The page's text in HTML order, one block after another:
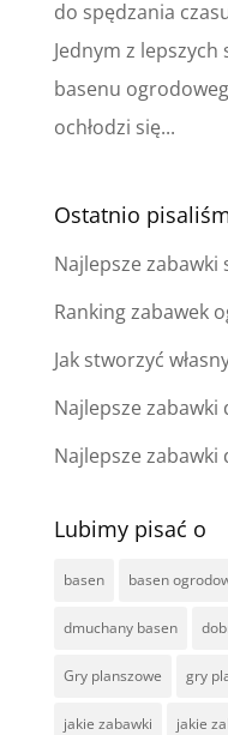
do spędzania
Jednym z
basenu
ochłodzi się...
Ostatnio
Najlepsze
Ranking zabawek
Jak stworzyć
Najlepsze zabawki
Najlepsze zabawki
Lubimy pisać o
basen basen
dmuchany basen
Gry planszowe gry
jakie zabawki jakie